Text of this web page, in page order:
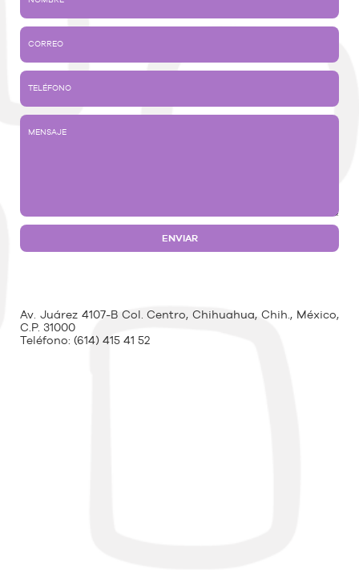
Av. Juárez 4107-B Col. Centro, Chihuahua, Chih., México,
C.P. 31000
Teléfono: (614) 415 41 52